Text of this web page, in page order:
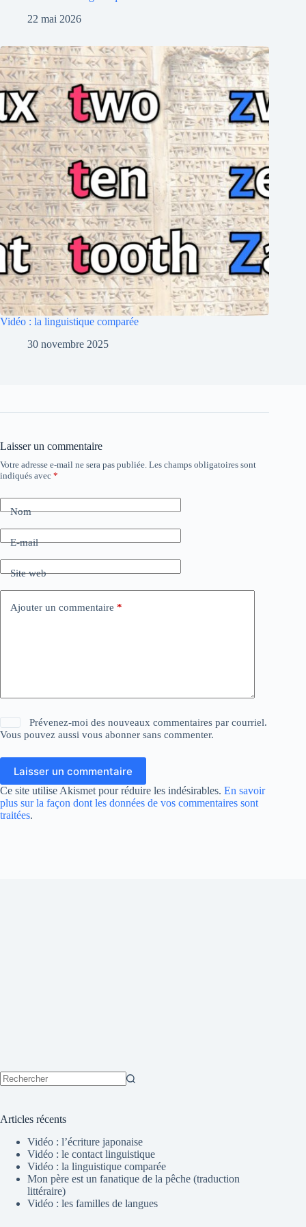
22 mai 2026
Vidéo : la linguistique comparée
30 novembre 2025
Laisser un commentaire
Votre adresse e-mail ne sera pas publiée. Les champs obligatoires sont
indiqués avec *
Nom
E-mail
Site web
Ajouter un commentaire *
Prévenez-moi des nouveaux commentaires par courriel.
Vous pouvez aussi vous abonner sans commenter.
Laisser un commentaire
Ce site utilise Akismet pour réduire les indésirables. En savoir
plus sur la façon dont les données de vos commentaires sont
traitées.
Articles récents
Vidéo : l’écriture japonaise
Vidéo : le contact linguistique
Vidéo : la linguistique comparée
Mon père est un fanatique de la pêche (traduction
littéraire)
Vidéo : les familles de langues